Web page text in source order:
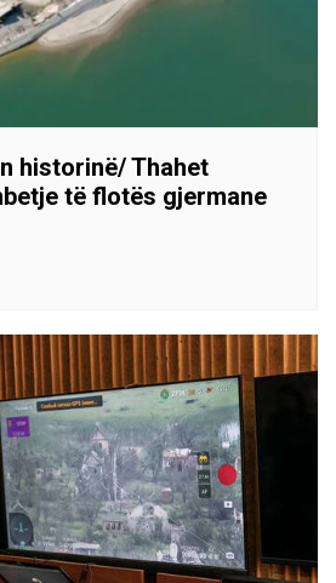
historinë/ Thahet
të flotës gjermane